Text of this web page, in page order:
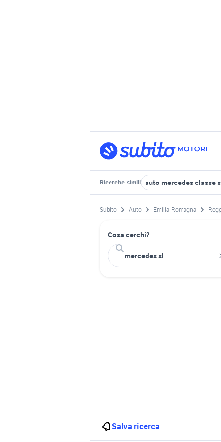
Ricerche simili auto mercedes classe
Subito Auto Emilia-Romagna
Cosa cerchi?
Salva ricerca